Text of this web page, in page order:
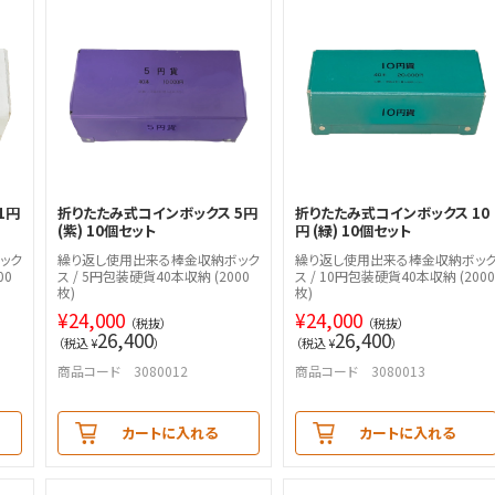
円
ク
折りたたみ式コインボックス 5円
(紫) 10個セット
繰り返し使用出来る棒金収納ボック
ス / 5円包装硬貨40本収納 (2000
枚)
¥24,000 （税抜）
（税込 ¥26,400）
商品コード 3080012
カートに入れる
折りたたみ式コインボックス 10
円 (緑) 10個セット
繰り返し使用出来る棒金収納ボッ
ス / 10円包装硬貨40本収納 (2000
枚)
¥24,000 （税抜）
（税込 ¥26,400）
商品コード 3080013
カートに入れる